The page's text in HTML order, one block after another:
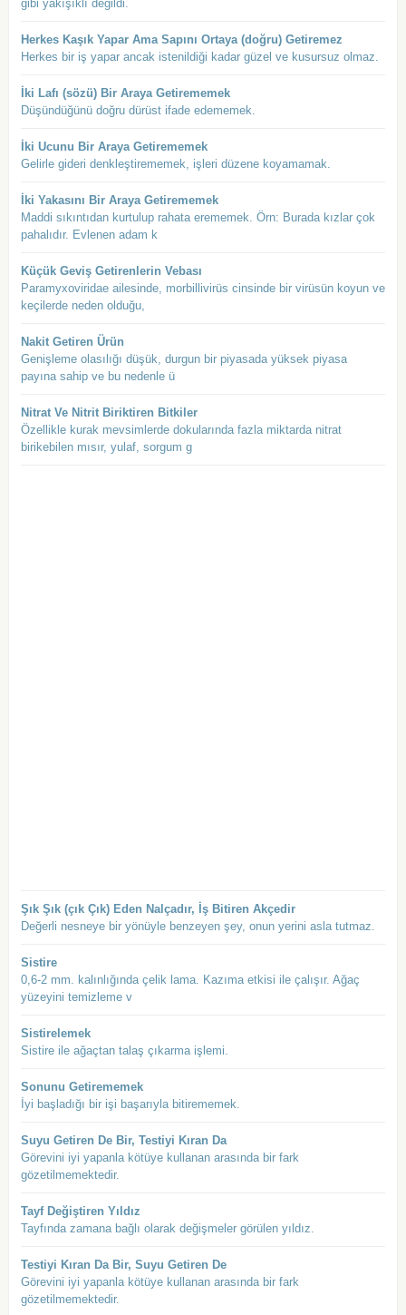
gibi yakışıklı değildi.
Herkes Kaşık Yapar Ama Sapını Ortaya (doğru) Getiremez
Herkes bir iş yapar ancak istenildiği kadar güzel ve kusursuz olmaz.
İki Lafı (sözü) Bir Araya Getirememek
Düşündüğünü doğru dürüst ifade edememek.
İki Ucunu Bir Araya Getirememek
Gelirle gideri denkleştirememek, işleri düzene koyamamak.
İki Yakasını Bir Araya Getirememek
Maddi sıkıntıdan kurtulup rahata erememek. Örn: Burada kızlar çok
pahalıdır. Evlenen adam k
Küçük Geviş Getirenlerin Vebası
Paramyxoviridae ailesinde, morbillivirüs cinsinde bir virüsün koyun ve
keçilerde neden olduğu,
Nakit Getiren Ürün
Genişleme olasılığı düşük, durgun bir piyasada yüksek piyasa
payına sahip ve bu nedenle ü
Nitrat Ve Nitrit Biriktiren Bitkiler
Özellikle kurak mevsimlerde dokularında fazla miktarda nitrat
birikebilen mısır, yulaf, sorgum g
Şık Şık (çık Çık) Eden Nalçadır, İş Bitiren Akçedir
Değerli nesneye bir yönüyle benzeyen şey, onun yerini asla tutmaz.
Sistire
0,6-2 mm. kalınlığında çelik lama. Kazıma etkisi ile çalışır. Ağaç
yüzeyini temizleme v
Sistirelemek
Sistire ile ağaçtan talaş çıkarma işlemi.
Sonunu Getirememek
İyi başladığı bir işi başarıyla bitirememek.
Suyu Getiren De Bir, Testiyi Kıran Da
Görevini iyi yapanla kötüye kullanan arasında bir fark
gözetilmemektedir.
Tayf Değiştiren Yıldız
Tayfında zamana bağlı olarak değişmeler görülen yıldız.
Testiyi Kıran Da Bir, Suyu Getiren De
Görevini iyi yapanla kötüye kullanan arasında bir fark
gözetilmemektedir.